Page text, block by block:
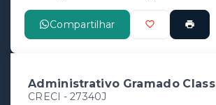
Compartilhar
Administrativo Gramado Class
CRECI - 27340J